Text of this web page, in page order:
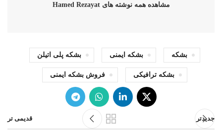
مشاهده همه نوشته های Hamed Rezayat
بشکه بشکه ایمنی بشکه پلی اتیلن
بشکه ترافیکی فروش بشکه ایمنی
جدیدتر قدیمی تر